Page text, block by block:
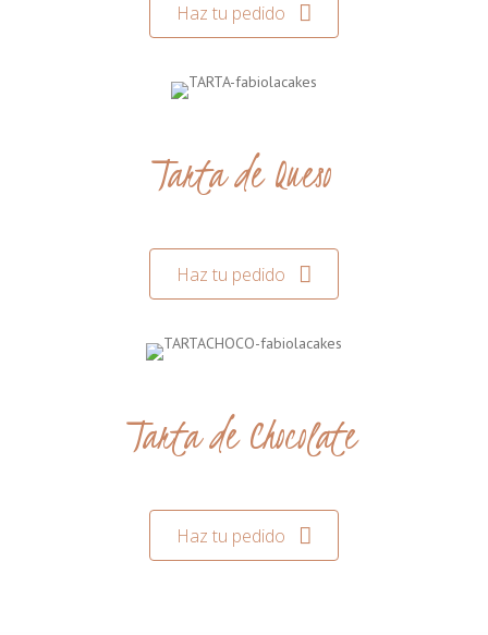
Haz tu pedido
Tarta de Queso
Haz tu pedido
Tarta de Chocolate
Haz tu pedido